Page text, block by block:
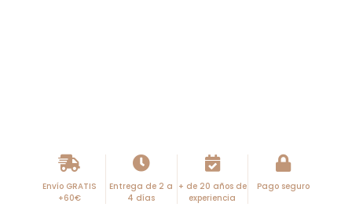
Envío GRATIS
+60€
Entrega de 2 a
4 días
+ de 20 años de
experiencia
Pago seguro